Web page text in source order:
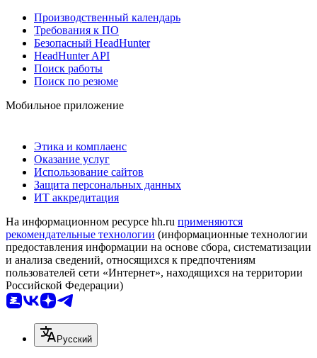
Производственный календарь
Требования к ПО
Безопасный HeadHunter
HeadHunter API
Поиск работы
Поиск по резюме
Мобильное приложение
Этика и комплаенс
Оказание услуг
Использование сайтов
Защита персональных данных
ИТ аккредитация
На информационном ресурсе hh.ru применяются
рекомендательные технологии (информационные технологии
предоставления информации на основе сбора, систематизации
и анализа сведений, относящихся к предпочтениям
пользователей сети «Интернет», находящихся на территории
Российской Федерации)
Русский